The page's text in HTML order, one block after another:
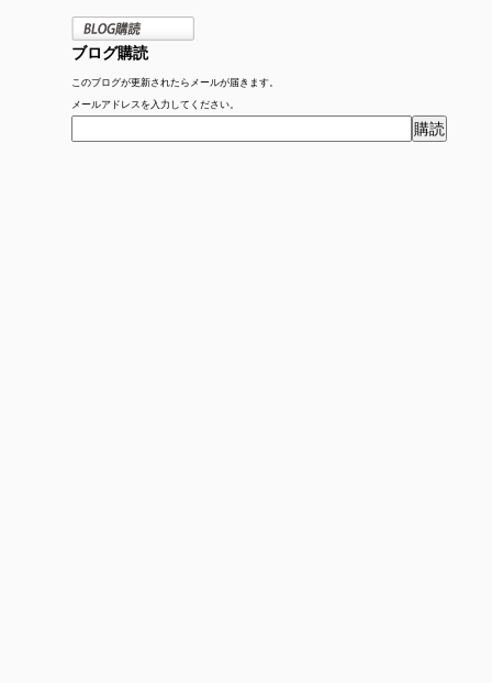
ブログ購読
このブログが更新されたらメールが届きます。
メールアドレスを入力してください。